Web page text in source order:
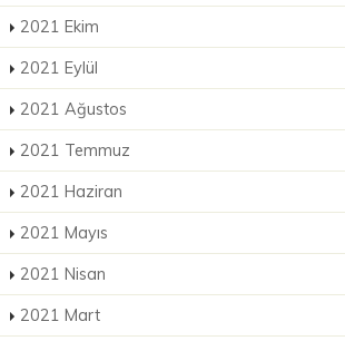
2021 Ekim
2021 Eylül
2021 Ağustos
2021 Temmuz
2021 Haziran
2021 Mayıs
2021 Nisan
2021 Mart